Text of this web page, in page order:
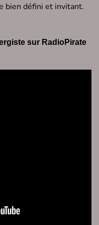
bien défini et invitant.
sur RadioPirate